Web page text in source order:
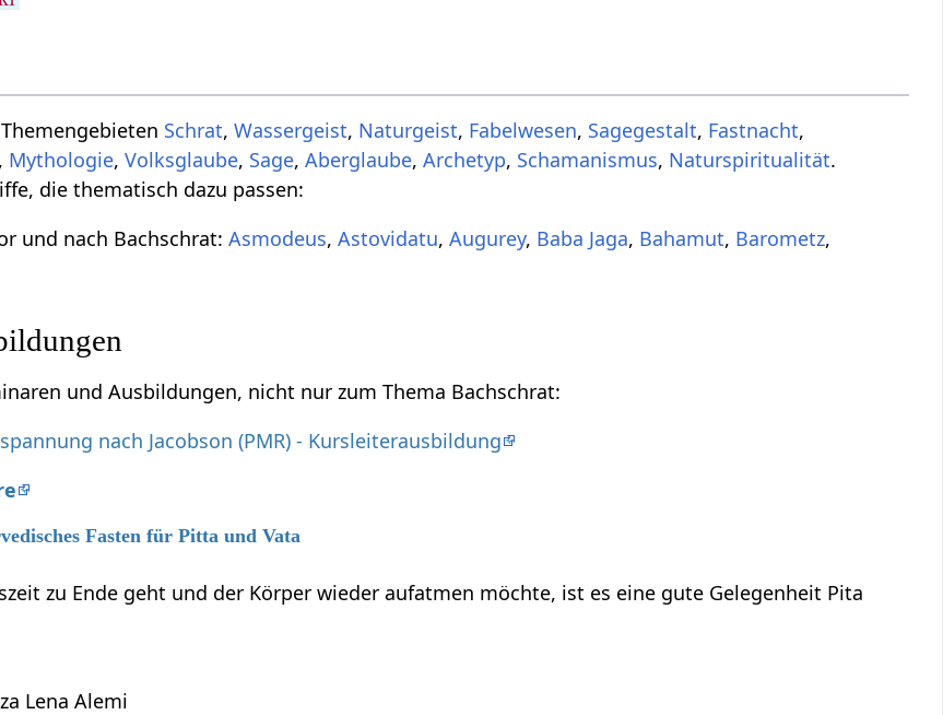
Schrat,Wassergeist, Naturgeist, Fabelwesen, Sagegestalt, Fastnacht,
, Mythologie,Volksglaube, Sage,Aberglaube,Archetyp, Schamanismus, Naturspiritualität.
die thematisch dazu passen:
und nach Bachschrat:Asmodeus,Astovidatu,Augurey, Baba Jaga, Bahamut, Barometz,
und Ausbildungen, nicht nur zum Thema Bachschrat:
nach Jacobson (PMR) - Kursleiterausbildung
Fasten für Pitta und Vata
zu Ende geht und der Körper wieder aufatmen möchte, ist es eine gute Gelegenheit Pita
Lena Alemi